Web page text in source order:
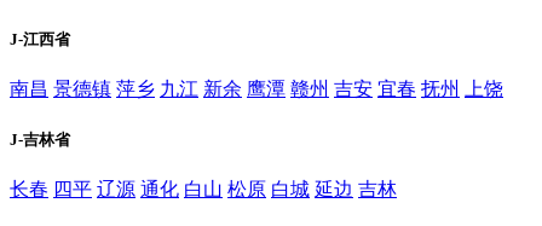
J-江西省
南昌 景德镇 萍乡 九江 新余 鹰潭 赣州 吉安 宜春 抚州 上饶
J-吉林省
长春 四平 辽源 通化 白山 松原 白城 延边 吉林